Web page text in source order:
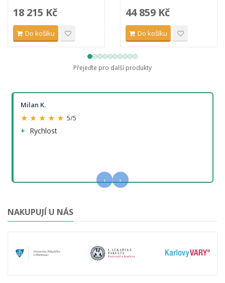
18 215 Kč
Do košíku
44 859 Kč
Do košíku
Přejeďte pro další produkty
Milan K.
★ ★ ★ ★ ★ 5/5
Rychlost
‹ ›
NAKUPUJÍ U NÁS